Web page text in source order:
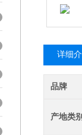
详细
品牌
产地类